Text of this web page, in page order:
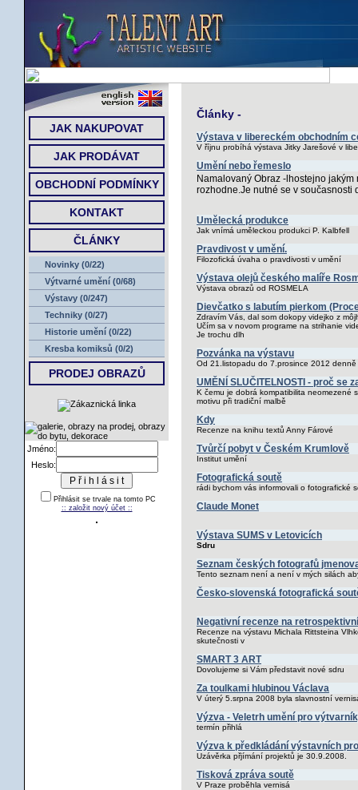
JAK NAKUPOVAT
JAK PRODÁVAT
OBCHODNÍ PODMÍNKY
KONTAKT
ČLÁNKY
Novinky (0/22)
Výtvarné umění (0/68)
Výstavy (0/247)
Techniky (0/27)
Historie umění (0/22)
Kresba komiksů (0/2)
PRODEJ OBRAZŮ
Jméno:
Heslo:
Přihlásit se trvale na tomto PC
:: založit nový účet ::
Články -
Výstava v libereckém obchodním
V říjnu probíhá výstava Jitky Jarešové v
Umění nebo řemeslo
Namalovaný Obraz -lhostejno
rozhodne.Je nutné se v současnosti
Umělecká produkce
Jak vnímá uměleckou produkci P. Kalbfell
Pravdivost v umění.
Filozofická úvaha o pravdivosti v umění
Výstava olejů českého malíře
Výstava obrazů od ROSMELA
Dievčatko s labutím pierkom
Zdravím Vás, dal som dokopy videjko z
Učím sa v novom programe na strihanie
Je trochu dlh
Pozvánka na výstavu
Od 21.listopadu do 7.prosince 2012
UMĚNÍ SLUČITELNOSTI - proč se
K čemu je dobrá kompatibilita neomezené
motivu při tradiční malbě
Kdy
Recenze na knihu textů Anny Fárové
Tvůrčí pobyt v Českém Krumlově
Institut umění
Fotografická soutě
rádi bychom vás informovali o fotografické
Claude Monet
Výstava SUMS v Letovicích
Sdru
Seznam českých fotografů
Tento seznam není a není v mých silách
Česko-slovenská fotografická
Negativní recenze na
Recenze na výstavu Michala Rittsteina
skutečnosti v
SMART 3 ART
Dovolujeme si Vám představit nové sdru
Za toulkami hlubinou Václava
V úterý 5.srpna 2008 byla slavnostní
Výzva - Veletrh umění pro
termín přihlá
Výzva k předkládání výstavních
Uzávěrka přjímání projektů je 30.9.2008.
Tisková zpráva soutě
V Praze proběhla vernisá